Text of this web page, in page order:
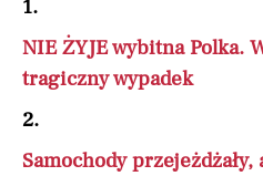
1.
NIE ŻYJE wybitna Polka.
tragiczny wypadek
2.
Samochody przejeżdżały,